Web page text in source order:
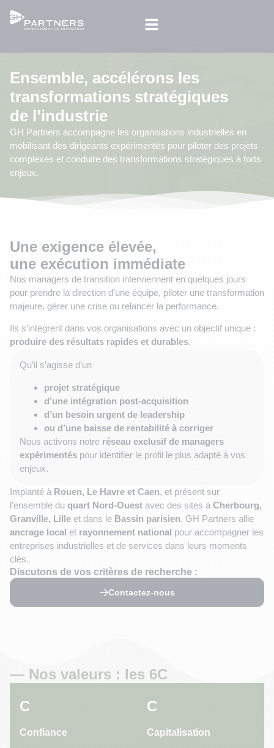
Ensemble, accélérons les
transformations stratégiques
de l’industrie
GH Partners accompagne les organisations industrielles en
mobilisant des dirigeants expérimentés pour piloter des projets
complexes et conduire des transformations stratégiques à forts
enjeux.
Une exigence élevée,
une exécution immédiate
Nos managers de transition interviennent en quelques jours
pour prendre la direction d’une équipe, piloter une transformation
majeure, gérer une crise ou relancer la performance.
Ils s’intègrent dans vos organisations avec un objectif unique :
produire des résultats rapides et durables.
Qu’il s’agisse d’un
projet stratégique
d’une intégration post-acquisition
d’un besoin urgent de leadership
ou d’une baisse de rentabilité à corriger
Nous activons notre réseau exclusif de managers
expérimentés pour identifier le profil le plus adapté à vos
enjeux.
Implanté à Rouen, Le Havre et Caen, et présent sur
l’ensemble du quart Nord-Ouest avec des sites à Cherbourg,
Granville, Lille et dans le Bassin parisien, GH Partners allie
ancrage local et rayonnement national pour accompagner les
entreprises industrielles et de services dans leurs moments
clés.
Discutons de vos critères de recherche :
Contactez-nous
— Nos valeurs : les 6C
C
Confiance
C
Capitalisation